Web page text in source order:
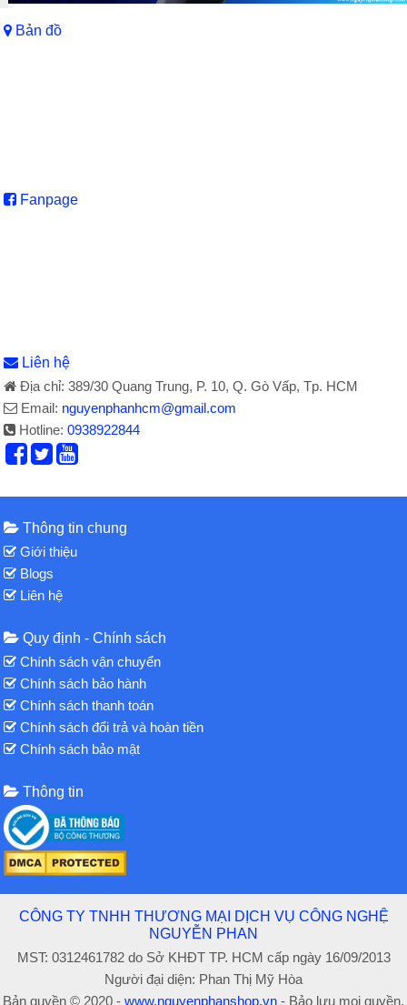
Bản đồ
Fanpage
Liên hệ
Địa chỉ: 389/30 Quang Trung, P. 10, Q. Gò Vấp, Tp. HCM
Email: nguyenphanhcm@gmail.com
Hotline:0938922844
Thông tin chung
Giới thiệu
Blogs
Liên hệ
Quy định - Chính sách
Chính sách vận chuyển
Chính sách bảo hành
Chính sách thanh toán
Chính sách đổi trả và hoàn tiền
Chính sách bảo mật
Thông tin
CÔNG TY TNHH THƯƠNG MẠI DỊCH VỤ CÔNG NGHỆ
NGUYỄN PHAN
MST: 0312461782 do Sở KHĐT TP. HCM cấp ngày 16/09/2013
Người đại diện: Phan Thị Mỹ Hòa
Bản quyền © 2020 - www.nguyenphanshop.vn - Bảo lưu mọi quyền.